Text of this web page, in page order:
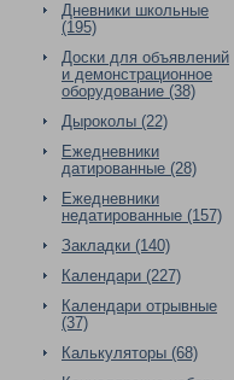
Дневники школьные
(195)
Доски для объявлений
и демонстрационное
оборудование (38)
Дыроколы (22)
Ежедневники
датированные (28)
Ежедневники
недатированные (157)
Закладки (140)
Календари (227)
Календари отрывные
(37)
Калькуляторы (68)